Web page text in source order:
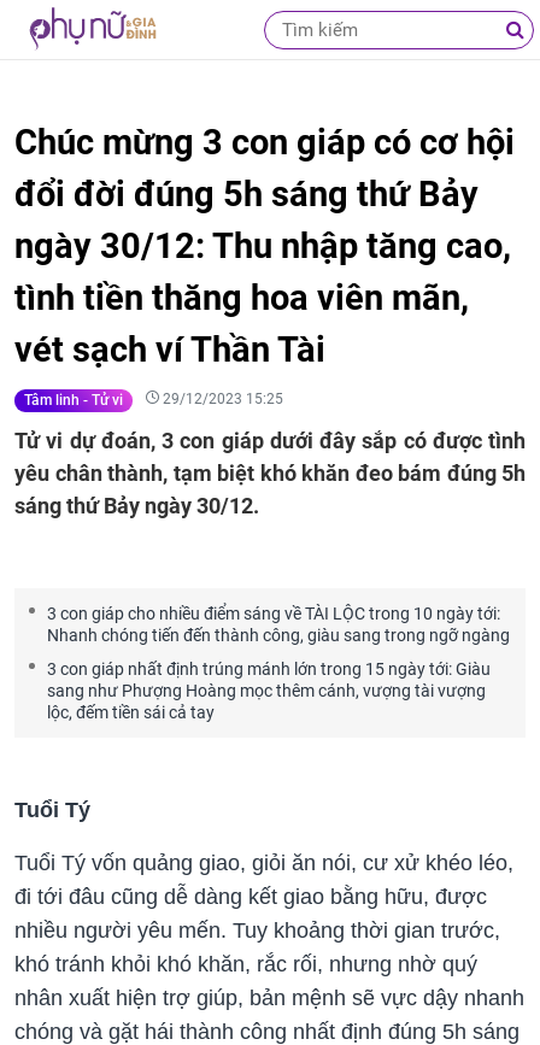
Chúc mừng 3 con giáp có cơ hội
đổi đời đúng 5h sáng thứ Bảy
ngày 30/12: Thu nhập tăng cao,
tình tiền thăng hoa viên mãn,
vét sạch ví Thần Tài
Tâm linh - Tử vi 29/12/2023 15:25
Tử vi dự đoán, 3 con giáp dưới đây sắp có được tình
yêu chân thành, tạm biệt khó khăn đeo bám đúng 5h
sáng thứ Bảy ngày 30/12.
3 con giáp cho nhiều điểm sáng về TÀI LỘC trong 10 ngày tới:
Nhanh chóng tiến đến thành công, giàu sang trong ngỡ ngàng
3 con giáp nhất định trúng mánh lớn trong 15 ngày tới: Giàu
sang như Phượng Hoàng mọc thêm cánh, vượng tài vượng
lộc, đếm tiền sái cả tay
Tuổi Tý
Tuổi Tý vốn quảng giao, giỏi ăn nói, cư xử khéo léo,
đi tới đâu cũng dễ dàng kết giao bằng hữu, được
nhiều người yêu mến. Tuy khoảng thời gian trước,
khó tránh khỏi khó khăn, rắc rối, nhưng nhờ quý
nhân xuất hiện trợ giúp, bản mệnh sẽ vực dậy nhanh
chóng và gặt hái thành công nhất định đúng 5h sáng